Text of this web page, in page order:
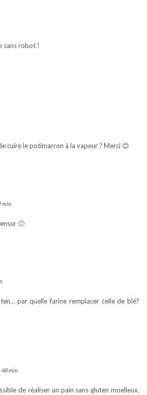
sans robot !
cuire le potimarron à la vapeur ? Merci 😊
min
🙂
par quelle farine remplacer celle de blé?
48 min
de réaliser un pain sans gluten moelleux,